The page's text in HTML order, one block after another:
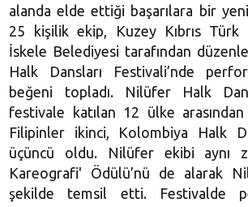
alanda elde ettiği başarılara bir
25 kişilik ekip, Kuzey Kıbrıs Türk
İskele Belediyesi tarafından
Halk Dansları Festivali’nde
beğeni topladı. Nilüfer Halk
festivale katılan 12 ülke
Filipinler ikinci, Kolombiya Halk
üçüncü oldu. Nilüfer ekibi aynı
Kareografi' Ödülü’nü de alarak
şekilde temsil etti. Festivalde